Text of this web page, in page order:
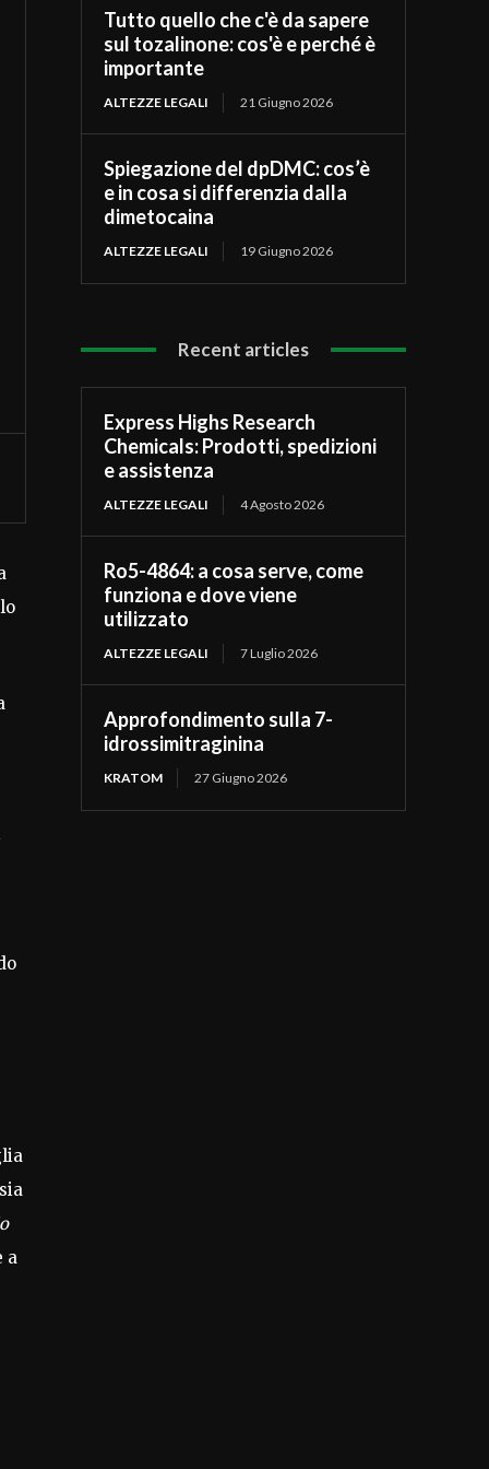
a
Tutto quello che c'è da sapere
sul tozalinone: cos'è e perché è
importante
ALTEZZE LEGALI 21 Giugno 2026
Spiegazione del dpDMC: cos’è
e in cosa si differenzia dalla
dimetocaina
ALTEZZE LEGALI 19 Giugno 2026
Recent articles
Express Highs Research
Chemicals: Prodotti, spedizioni
e assistenza
ALTEZZE LEGALI 4 Agosto 2026
Ro5-4864: a cosa serve, come
funziona e dove viene
utilizzato
ALTEZZE LEGALI 7 Luglio 2026
Approfondimento sulla 7-
idrossimitraginina
KRATOM 27 Giugno 2026